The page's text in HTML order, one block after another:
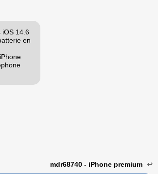
iOS 14.6
en
mdr68740 - iPhone premium ↩